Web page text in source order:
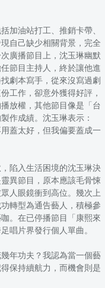
加油站打工、推銷卡帶、
自己缺少相關背景，完全
廣播節目上，沈玉琳幽默
節目主持人，終於讓他進
劇本寫手，從來沒寫過劇
工作，卻意外獲得好評，
放權，其他節目像是「台
作成績。沈玉琳表示：
蓋太好，但我偏要蓋成一
陷入生活困境的沈玉琳決
異節目，原本應該毛骨悚
人眼鏡衝到高位。幾次上
轉型為通告藝人，積極參
。在已停播節目「康熙來
唱片界發行個人單曲。
年功夫？我認為當一個藝
保持續航力，而機會則是